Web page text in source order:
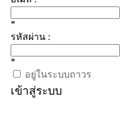
*
รหัสผ่าน :
*
อยู่ในระบบถาวร
เข้าสู่ระบบ